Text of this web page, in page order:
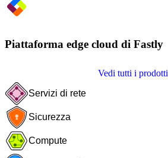
Piattaforma edge cloud di Fastly
Vedi tutti i prodotti
Servizi di rete
Sicurezza
Compute